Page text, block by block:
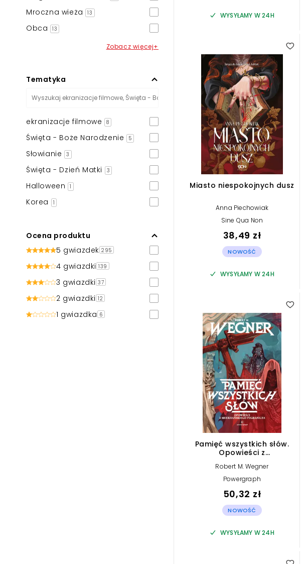
Mroczna wieża 13
Obca 13
Zobacz więcej+
Tematyka
ekranizacje filmowe 8
Święta - Boże Narodzenie 5
Słowianie 3
Święta - Dzień Matki 3
Halloween 1
Korea 1
Ocena produktu
5 gwiazdek 295
4 gwiazdki 139
3 gwiazdki 37
2 gwiazdki 12
1 gwiazdka 6
WYSYŁAMY W 24H
Miasto niespokojnych dusz
Anna Piechowiak
Sine Qua Non
38,49 zł
NOWOŚĆ
WYSYŁAMY W 24H
Pamięć wszystkich słów.
Opowieści z
pogranicza. Tom 4
Robert M. Wegner
Powergraph
50,32 zł
NOWOŚĆ
WYSYŁAMY W 24H